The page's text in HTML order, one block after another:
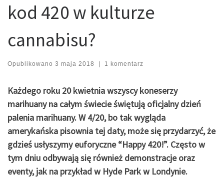
kod 420 w kulturze
cannabisu?
Opublikowano 3 maja 2018 | 1 komentarz
Każdego roku 20 kwietnia wszyscy koneserzy
marihuany na całym świecie świętują oficjalny dzień
palenia marihuany. W 4/20, bo tak wygląda
amerykańska pisownia tej daty, może się przydarzyć, że
gdzieś usłyszymy euforyczne “Happy 420!”. Często w
tym dniu odbywają się również demonstracje oraz
eventy, jak na przykład w Hyde Park w Londynie.